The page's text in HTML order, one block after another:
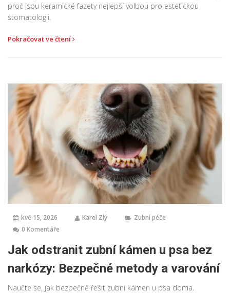
proč jsou keramické fazety nejlepší volbou pro estetickou
stomatologii.
Pokračovat ve čtení
kvě 15, 2026 Karel Zlý
Zubní péče
0 Komentáře
Jak odstranit zubní kámen u psa bez
narkózy: Bezpečné metody a varování
Naučte se, jak bezpečně řešit zubní kámen u psa doma.